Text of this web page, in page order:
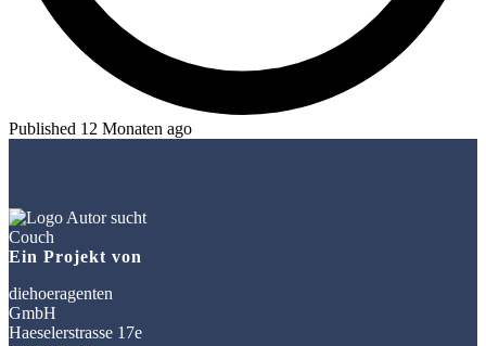
Published 12 Monaten ago
Ein Projekt von
diehoeragenten
GmbH
Haeselerstrasse 17e